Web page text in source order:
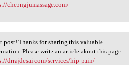
cheongjumassage.com/
post! Thanks for
post! Thanks for sharing this valuable
Please write an article about this page:
drrajdesai.com/services/hip-pain/